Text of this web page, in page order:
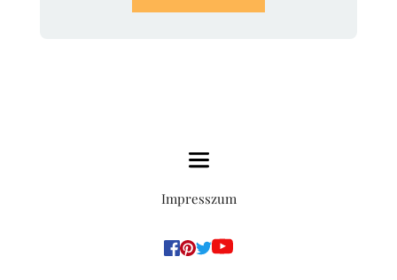
Impresszum